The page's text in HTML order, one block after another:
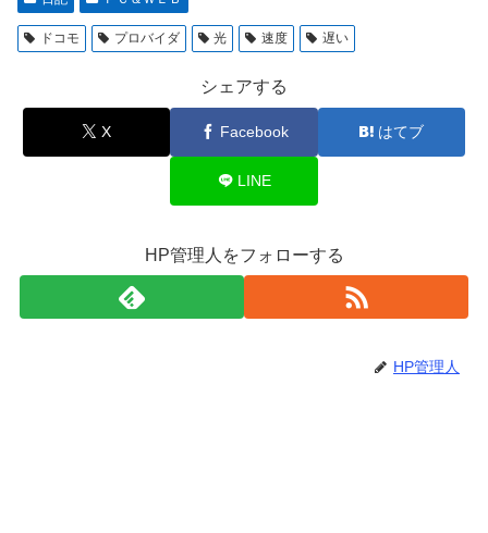
ドコモ プロバイダ 光 速度 遅い
シェアする
X Facebook はてブ
LINE
HP管理人をフォローする
HP管理人